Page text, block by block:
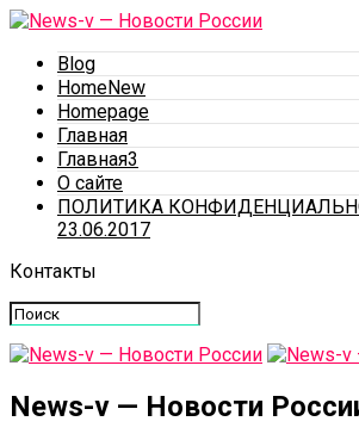
Blog
HomeNew
Homepage
Главная
Главная3
О сайте
ПОЛИТИКА
23.06.2017
Контакты
News-v — Новости